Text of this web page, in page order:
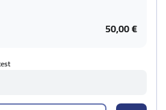
50,00 €